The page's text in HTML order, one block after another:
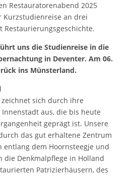
Restauratorenabend 2025
an drei
Restaurierungsgeschichte.
uns die Studienreise in die
in Deventer. Am 06.
ins Münsterland.
sich durch ihre
aus, die bis heute
geprägt ist. Unsere
das gut erhaltene Zentrum
entlang dem Hoornsteegje und
die Denkmalpflege in Holland
Patrizierhäusern, des